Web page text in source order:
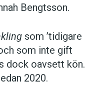
Bengtsson.
som ’tidigare
som inte gift
dock oavsett kön.
2020.